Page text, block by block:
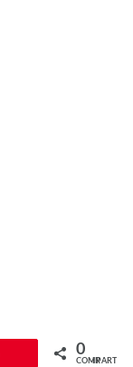
0
COMPARTIR